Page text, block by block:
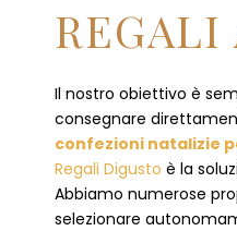
Il nostro obiettivo è
consegnare
confezioni natalizie
Regali Digusto è la
Abbiamo numerose
selezionare